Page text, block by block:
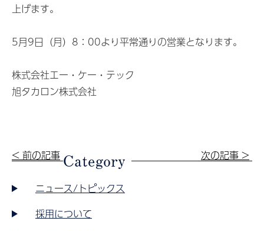
上げます。
5月9日（月）8：00より平常通りの営業となります。
株式会社エー・ケー・テック
旭タカロン株式会社
< 前の記事 次の記事 >
Category
ニュース/トピックス
採用について